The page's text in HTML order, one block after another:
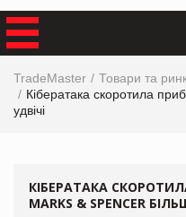
TradeMaster Товари та
Кібератака скоротила
удвічі
КІБЕРАТАКА
MARKS & SPENCER